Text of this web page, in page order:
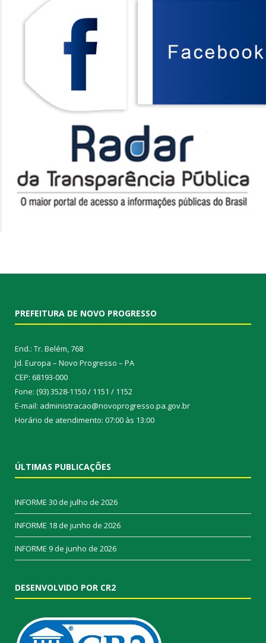
PREFEITURA DE NOVO PROGRESSO
End.: Tr. Belém, 768
Jd. Europa – Novo Progresso – PA
CEP: 68193-000
Fone: (93) 3528-1150 / 1151 / 1152
E-mail: administracao@novoprogresso.pa.gov.br
Horário de atendimento: 07:00 às 13:00
ÚLTIMAS PUBLICAÇÕES
INFORME 30 de julho de 2026
INFORME 18 de junho de 2026
INFORME 9 de junho de 2026
DESENVOLVIDO POR CR2